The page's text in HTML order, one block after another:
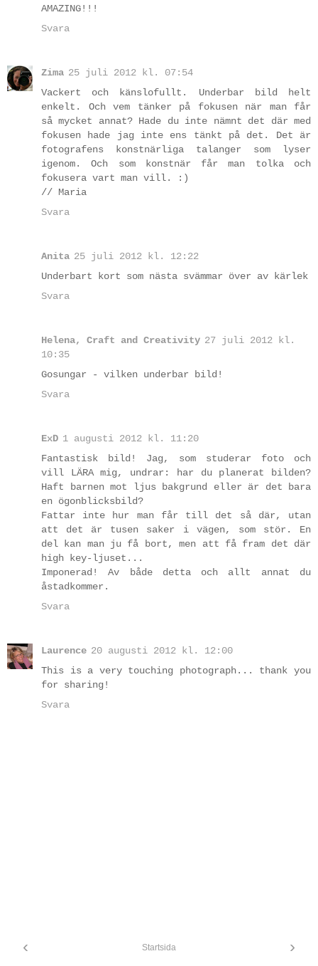
AMAZING!!!
Svara
Zima 25 juli 2012 kl. 07:54
Vackert och känslofullt. Underbar bild helt
enkelt. Och vem tänker på fokusen när man får
så mycket annat? Hade du inte nämnt det där med
fokusen hade jag inte ens tänkt på det. Det är
fotografens konstnärliga talanger som lyser
igenom. Och som konstnär får man tolka och
fokusera vart man vill. :)
// Maria
Svara
Anita 25 juli 2012 kl. 12:22
Underbart kort som nästa svämmar över av kärlek
Svara
Helena, Craft and Creativity 27 juli 2012 kl.
10:35
Gosungar - vilken underbar bild!
Svara
ExD 1 augusti 2012 kl. 11:20
Fantastisk bild! Jag, som studerar foto och
vill LÄRA mig, undrar: har du planerat bilden?
Haft barnen mot ljus bakgrund eller är det bara
en ögonblicksbild?
Fattar inte hur man får till det så där, utan
att det är tusen saker i vägen, som stör. En
del kan man ju få bort, men att få fram det där
high key-ljuset...
Imponerad! Av både detta och allt annat du
åstadkommer.
Svara
Laurence 20 augusti 2012 kl. 12:00
This is a very touching photograph... thank you
for sharing!
Svara
‹ ›
Startsida